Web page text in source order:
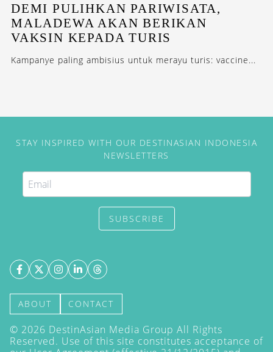
DEMI PULIHKAN PARIWISATA,
MALADEWA AKAN BERIKAN
VAKSIN KEPADA TURIS
Kampanye paling ambisius untuk merayu turis: vaccine...
STAY INSPIRED WITH OUR DESTINASIAN INDONESIA
NEWSLETTERS
SUBSCRIBE
ABOUT CONTACT
© 2026 DestinAsian Media Group All Rights
Reserved. Use of this site constitutes acceptance of